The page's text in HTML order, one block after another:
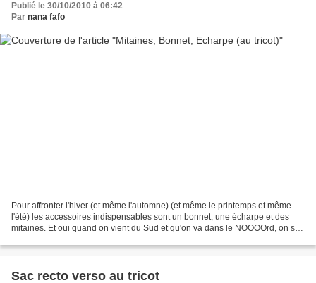
Publié le 30/10/2010 à 06:42
Par nana fafo
Pour affronter l'hiver (et même l'automne) (et même le printemps et même
l'été) les accessoires indispensables sont un bonnet, une écharpe et des
mitaines. Et oui quand on vient du Sud et qu'on va dans le NOOOOrd, on se
Sac recto verso au tricot